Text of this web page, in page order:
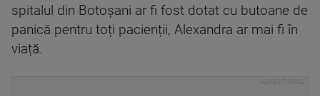
spitalul din Botoșani ar fi fost dotat cu butoane de
panică pentru toți pacienții, Alexandra ar mai fi în
viață.